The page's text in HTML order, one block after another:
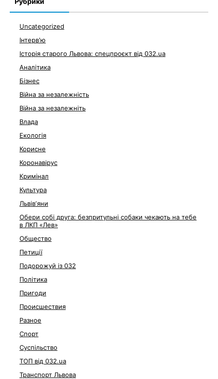
Uncategorized
Інтерв'ю
Історія старого Львова: спецпроєкт від 032.ua
Аналітика
Бізнес
Війна за незалежність
Війна за незалежніть
Влада
Екологія
Корисне
Коронавірус
Кримінал
Культура
Львівʼяни
Обери собі друга: безпритульні собаки чекають на тебе
в ЛКП «Лев»
Общество
Петиції
Подорожуй із 032
Політика
Пригоди
Происшествия
Разное
Спорт
Суспільство
ТОП від 032.ua
Транспорт Львова